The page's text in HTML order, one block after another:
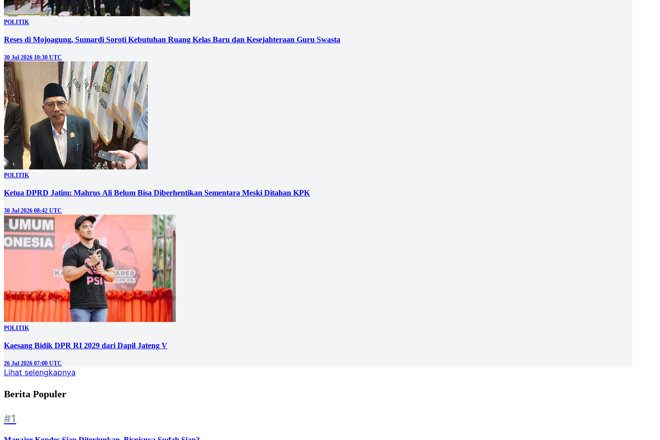
POLITIK
Reses di Mojoagung, Sumardi Soroti Kebutuhan Ruang Kelas Baru dan Kesejahteraan Guru Swasta
30 Jul 2026 10:30 UTC
POLITIK
Ketua DPRD Jatim: Mahrus Ali Belum Bisa Diberhentikan Sementara Meski Ditahan KPK
30 Jul 2026 08:42 UTC
POLITIK
Kaesang Bidik DPR RI 2029 dari Dapil Jateng V
26 Jul 2026 07:00 UTC
Lihat selengkapnya
Berita Populer
#1